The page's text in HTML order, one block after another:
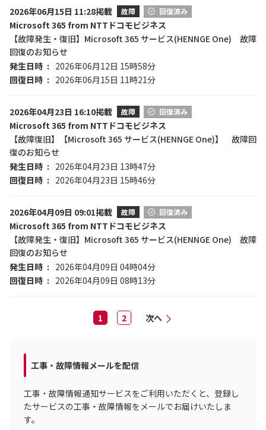
2026年06月15日 11:28掲載 故障 回復済み
Microsoft 365 from NTTドコモビジネス
【故障発生・復旧】Microsoft 365 サービス(HENNGE One) 故障
回復のお知らせ
発生日時
2026年06月12日 15時58分
回復日時
2026年06月15日 11時21分
2026年04月23日 16:10掲載 故障 回復済み
Microsoft 365 from NTTドコモビジネス
【故障復旧】【Microsoft 365 サービス(HENNGE One)】 故障回
復のお知らせ
発生日時
2026年04月23日 13時47分
回復日時
2026年04月23日 15時46分
2026年04月09日 09:01掲載 故障 回復済み
Microsoft 365 from NTTドコモビジネス
【故障発生・復旧】Microsoft 365 サービス(HENNGE One) 故障
回復のお知らせ
発生日時
2026年04月09日 04時04分
回復日時
2026年04月09日 08時13分
1 2 次へ
工事・故障情報メールを配信
工事・故障情報通知サービスをご利用いただくと、登録し
たサービスの工事・故障情報をメールでお届けいたしま
す。